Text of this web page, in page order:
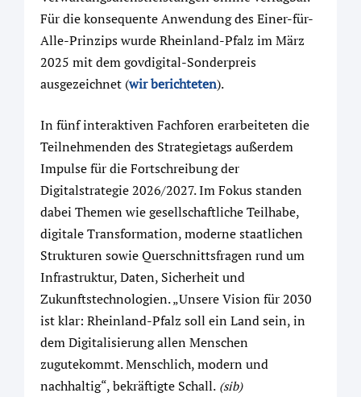
Für die konsequente Anwendung des Einer-für-
Alle-Prinzips wurde Rheinland-Pfalz im März
2025 mit dem govdigital-Sonderpreis
ausgezeichnet (wir berichteten).
In fünf interaktiven Fachforen erarbeiteten die
Teilnehmenden des Strategietags außerdem
Impulse für die Fortschreibung der
Digitalstrategie 2026/2027. Im Fokus standen
dabei Themen wie gesellschaftliche Teilhabe,
digitale Transformation, moderne staatlichen
Strukturen sowie Querschnittsfragen rund um
Infrastruktur, Daten, Sicherheit und
Zukunftstechnologien. „Unsere Vision für 2030
ist klar: Rheinland-Pfalz soll ein Land sein, in
dem Digitalisierung allen Menschen
zugutekommt. Menschlich, modern und
nachhaltig“, bekräftigte Schall. (sib)